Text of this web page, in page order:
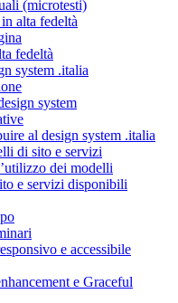
(microtesti)
alta fedeltà
fedeltà
system .italia
system
al design system .italia
di sito e servizi
dei modelli
e servizi disponibili
e accessibile
e Graceful